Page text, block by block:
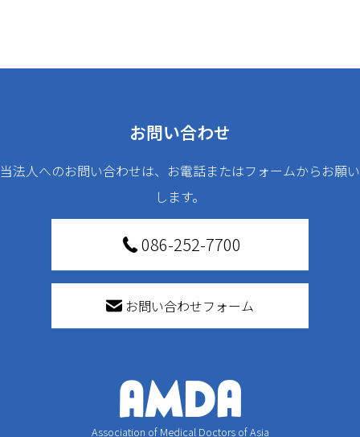
お問い合わせ
当法人へのお問い合わせは、お電話またはフォームからお願い
します。
086-252-7700
お問い合わせフォーム
Association of Medical Doctors of Asia